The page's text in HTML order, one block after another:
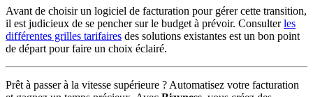
Avant de choisir un logiciel de facturation pour gérer cette transition,
il est judicieux de se pencher sur le budget à prévoir. Consulterles
différentes grilles tarifaires des solutions existantes est un bon point
de départ pour faire un choix éclairé.
Prêt à passer à la vitesse supérieure ? Automatisez votre facturation